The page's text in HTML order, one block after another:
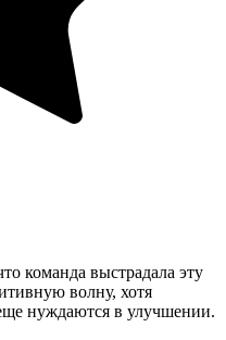
команда выстрадала эту
волну, хотя
нуждаются в улучшении.